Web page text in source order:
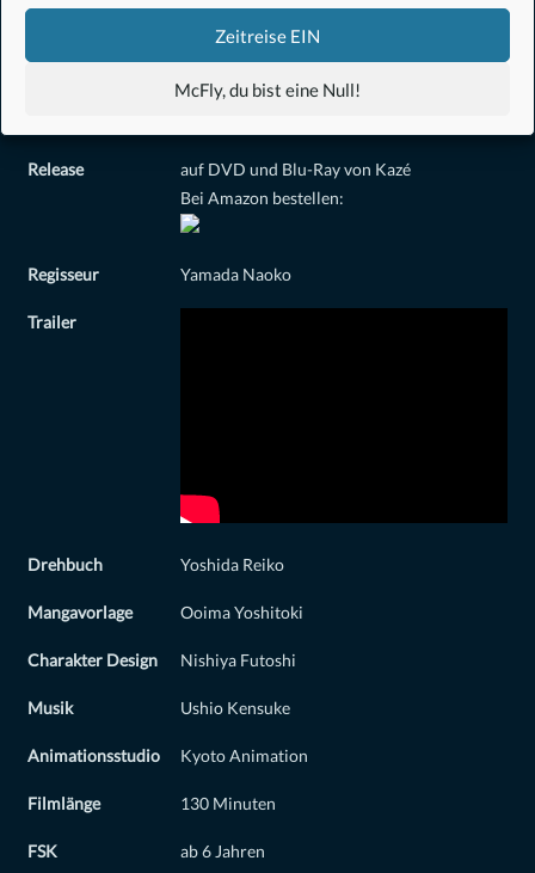
Zeitreise EIN
McFly, du bist eine Null!
Release
auf DVD und Blu-Ray von Kazé
Bei Amazon bestellen:
Regisseur Yamada Naoko
Trailer
Drehbuch Yoshida Reiko
Mangavorlage Ooima Yoshitoki
Charakter Design Nishiya Futoshi
Musik Ushio Kensuke
Animationsstudio Kyoto Animation
Filmlänge 130 Minuten
FSK ab 6 Jahren